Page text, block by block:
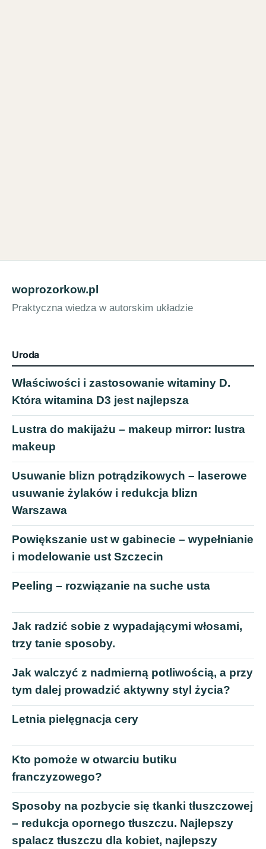
woprozorkow.pl
Praktyczna wiedza w autorskim układzie
Uroda
Właściwości i zastosowanie witaminy D.
Która witamina D3 jest najlepsza
Lustra do makijażu – makeup mirror: lustra
makeup
Usuwanie blizn potrądzikowych – laserowe
usuwanie żylaków i redukcja blizn
Warszawa
Powiększanie ust w gabinecie – wypełnianie
i modelowanie ust Szczecin
Peeling – rozwiązanie na suche usta
Jak radzić sobie z wypadającymi włosami,
trzy tanie sposoby.
Jak walczyć z nadmierną potliwością, a przy
tym dalej prowadzić aktywny styl życia?
Letnia pielęgnacja cery
Kto pomoże w otwarciu butiku
franczyzowego?
Sposoby na pozbycie się tkanki tłuszczowej
– redukcja opornego tłuszczu. Najlepszy
spalacz tłuszczu dla kobiet, najlepszy